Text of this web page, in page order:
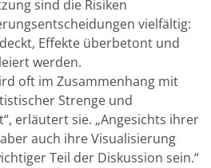
sind die Risiken
vielfältig:
Effekte überbetont und
werden.
oft im Zusammenhang mit
Strenge und
erläutert sie. „Angesichts ihrer
auch ihre Visualisierung
Teil der Diskussion sein.“